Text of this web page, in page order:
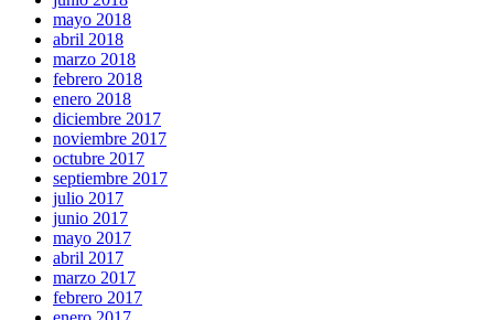
mayo 2018
abril 2018
marzo 2018
febrero 2018
enero 2018
diciembre 2017
noviembre 2017
octubre 2017
septiembre 2017
julio 2017
junio 2017
mayo 2017
abril 2017
marzo 2017
febrero 2017